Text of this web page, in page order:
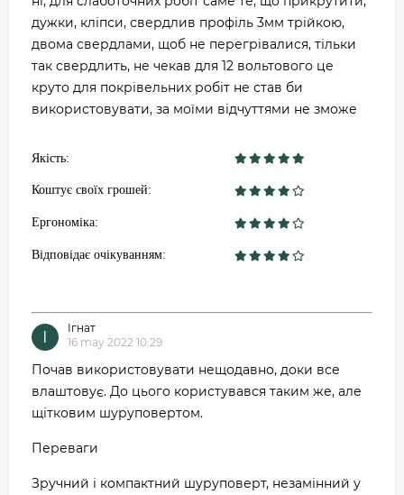
дужки, кліпси, свердлив профіль 3мм трійкою,
двома свердлами, щоб не перегрівалися, тільки
так свердлить, не чекав для 12 вольтового це
круто для покрівельних робіт не став би
використовувати, за моїми відчуттями не зможе
Якість:
Коштує своїх грошей:
Ергономіка:
Відповідає очікуванням:
І
Ігнат
16 may 2022 10:29
Почав використовувати нещодавно, доки все
влаштовує. До цього користувався таким же, але
щітковим шуруповертом.
Переваги
Зручний і компактний шуруповерт, незамінний у